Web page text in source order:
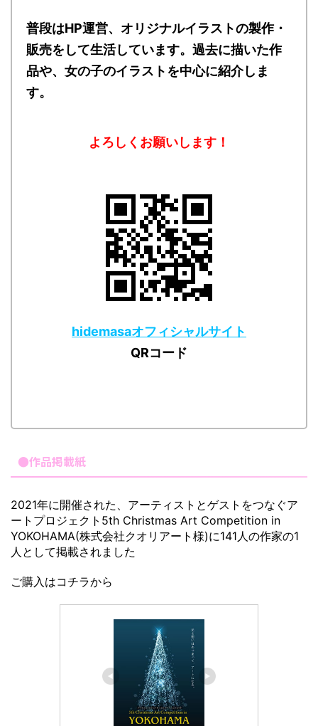
普段はHP運営、オリジナルイラストの製作・
販売をして生活しています。過去に描いた作
品や、女の子のイラストを中心に紹介しま
す。
よろしくお願いします！
hidemasaオフィシャルサイト
QRコード
●作品掲載紙
2021年に開催された、アーティストとゲストをつなぐア
ートプロジェクト5th Christmas Art Competition in
YOKOHAMA(株式会社クオリアート様)に141人の作家の1
人として掲載されました
ご購入はコチラから